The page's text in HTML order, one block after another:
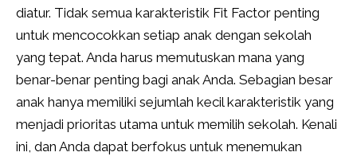
diatur. Tidak semua karakteristik Fit Factor penting
untuk mencocokkan setiap anak dengan sekolah
yang tepat. Anda harus memutuskan mana yang
benar-benar penting bagi anak Anda. Sebagian besar
anak hanya memiliki sejumlah kecil karakteristik yang
menjadi prioritas utama untuk memilih sekolah. Kenali
ini, dan Anda dapat berfokus untuk menemukan